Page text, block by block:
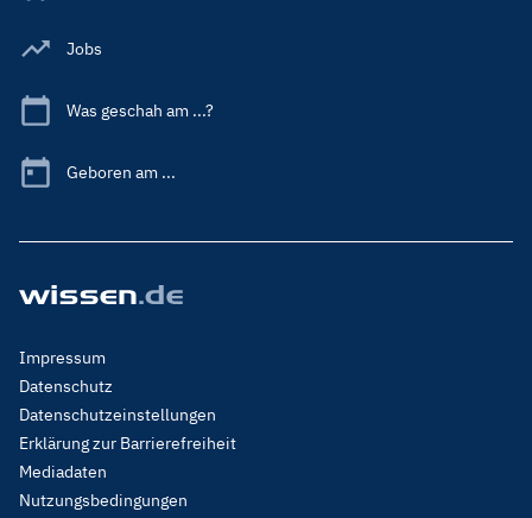
Jobs
Was geschah am ...?
Geboren am ...
Footer
Menu
Legal
Impressum
Datenschutz
Datenschutzeinstellungen
Erklärung zur Barrierefreiheit
Mediadaten
Nutzungsbedingungen